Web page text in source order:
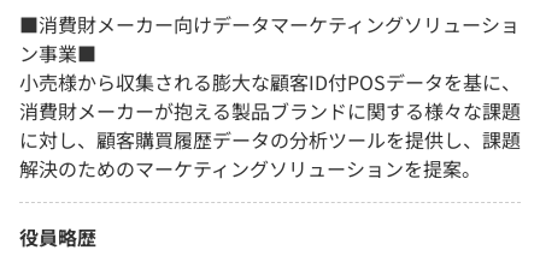
■消費財メーカー向けデータマーケティングソリューショ
ン事業■
小売様から収集される膨大な顧客ID付POSデータを基に、
消費財メーカーが抱える製品ブランドに関する様々な課題
に対し、顧客購買履歴データの分析ツールを提供し、課題
解決のためのマーケティングソリューションを提案。
役員略歴